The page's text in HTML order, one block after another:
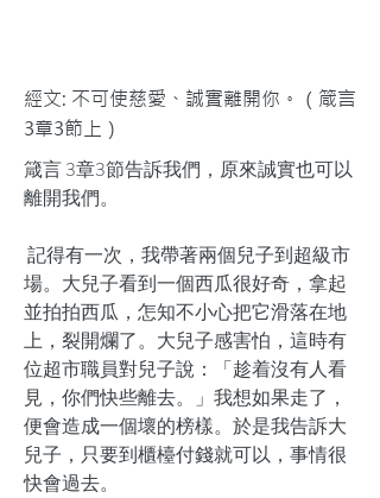
經文: 不可使慈愛、誠實離開你。（箴言
3章3節上）
箴言 3章3節告訴我們，原來誠實也可以
離開我們。
記得有一次，我帶著兩個兒子到超級市
場。大兒子看到一個西瓜很好奇，拿起
並拍拍西瓜，怎知不小心把它滑落在地
上，裂開爛了。大兒子感害怕，這時有
位超市職員對兒子說：「趁着沒有人看
見，你們快些離去。」我想如果走了，
便會造成一個壞的榜樣。於是我告訴大
兒子，只要到櫃檯付錢就可以，事情很
快會過去。